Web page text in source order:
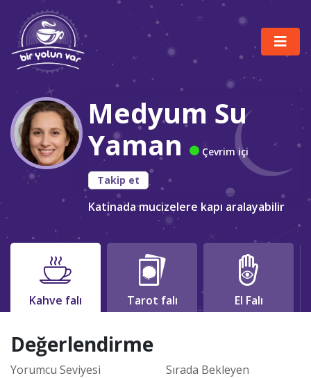
Medyum Su
Yaman
Çevrim içi
Takip et
Katinada mucizelere kapı aralayabilir
Kahve falı Tarot falı El Falı
Değerlendirme
Yorumcu Seviyesi Sırada Bekleyen